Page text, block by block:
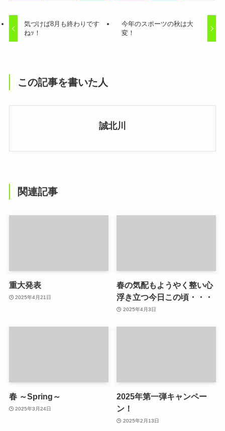
気づけば8月も終わりです
ねｯ！
今年のスポーツの秋は大
変！
この記事を書いた人
誠北川
関連記事
重大発表
2025年4月21日
春の気配もようやく整い心
浮き立つ今日この頃・・・
2025年4月3日
春 ～Spring～
2025年3月24日
2025年第一弾キャンペー
ン！
2025年2月13日